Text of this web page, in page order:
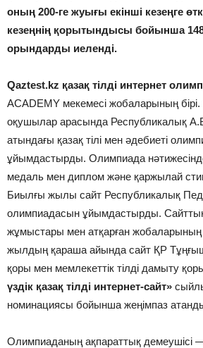
оның 200-ге жуығы екінші кезеңге
кезеңнің қорытындысы бойынша 148
орындарды иеленді.
Qaztest.kz қазақ тілді интернет
ACADEMY мекемесі жобаларының
оқушылар арасында Республикалық
атындағы қазақ тілі мен әдебиеті
ұйымдастырды. Олимпиада
медаль мен диплом және қаржылай
Биылғы жылы сайт Республикалық
олимпиадасын ұйымдастырды.
жұмыстары мен атқарған
жылдың қараша айында сайт ҚР
қоры мен мемлекеттік тілді дамыту
үздік қазақ тілді интернет-сайт»
номинациясы бойынша жеңімпаз
Олимпиаданың ақпараттық демеушісі